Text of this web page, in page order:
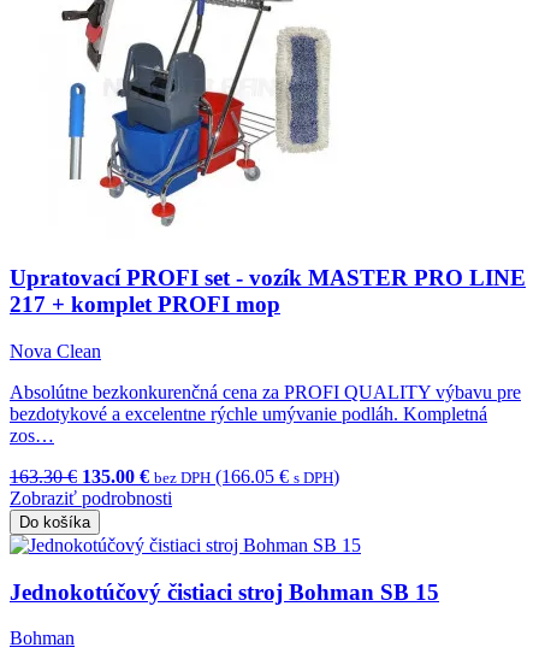
Upratovací PROFI set - vozík MASTER PRO LINE
217 + komplet PROFI mop
Nova Clean
Absolútne bezkonkurenčná cena za PROFI QUALITY výbavu pre
bezdotykové a excelentne rýchle umývanie podláh. Kompletná
zos…
163.30 € 135.00 € bez DPH (166.05 € s DPH)
Zobraziť podrobnosti
Do košíka
Jednokotúčový čistiaci stroj Bohman SB 15
Bohman